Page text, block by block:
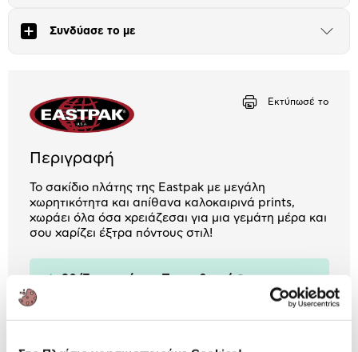
Συνδύασε το με
Άνοιξε
Εκτύπωσέ το
Περιγραφή
Το σακίδιο πλάτης της Eastpak με μεγάλη
χωρητικότητα και απίθανα καλοκαιρινά prints,
χωράει όλα όσα χρειάζεσαι για μια γεμάτη μέρα και
σου χαρίζει έξτρα πόντους στιλ!
30 Έτη εγγύηση Προμηθευτή Πληροφορίες
Χαρακτηριστικά